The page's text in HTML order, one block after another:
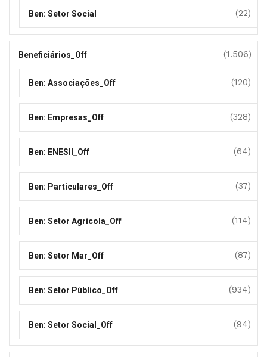
Ben: Setor Social (22)
Beneficiários_Off (1.506)
Ben: Associações_Off (120)
Ben: Empresas_Off (328)
Ben: ENESII_Off (64)
Ben: Particulares_Off (37)
Ben: Setor Agrícola_Off (114)
Ben: Setor Mar_Off (87)
Ben: Setor Público_Off (934)
Ben: Setor Social_Off (94)